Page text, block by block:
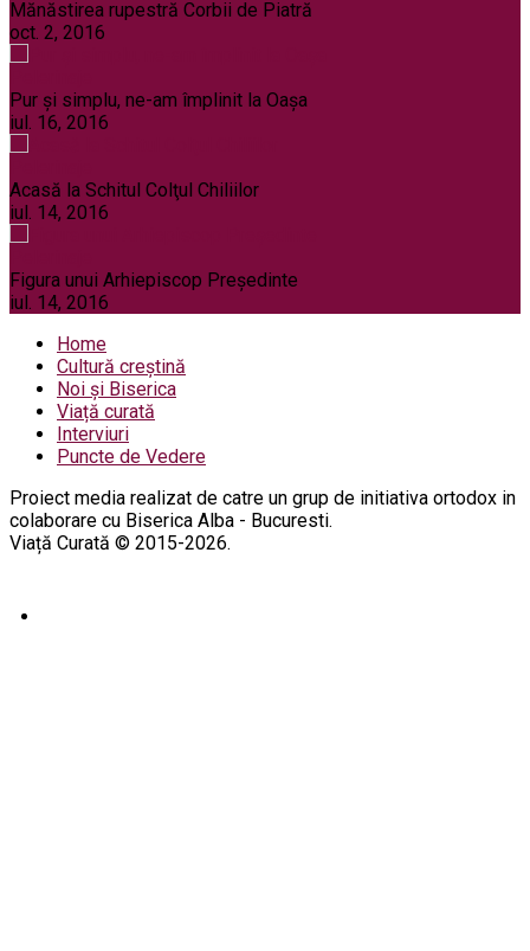
Mănăstirea rupestră Corbii de Piatră
oct. 2, 2016
Pur şi simplu, ne-am împlinit la Oaşa
iul. 16, 2016
Acasă la Schitul Colţul Chiliilor
iul. 14, 2016
Figura unui Arhiepiscop Preşedinte
iul. 14, 2016
Home
Cultură creștină
Noi și Biserica
Viață curată
Interviuri
Puncte de Vedere
Proiect media realizat de catre un grup de initiativa ortodox in
colaborare cu Biserica Alba - Bucuresti.
Viață Curată © 2015-2026.